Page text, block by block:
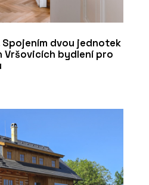
dvou jednotek
Vršovicích bydlení pro